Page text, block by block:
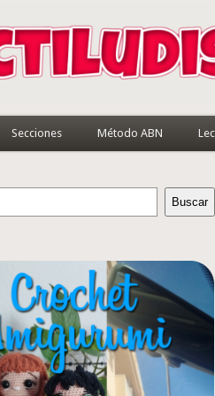
Secciones Método ABN
Buscar